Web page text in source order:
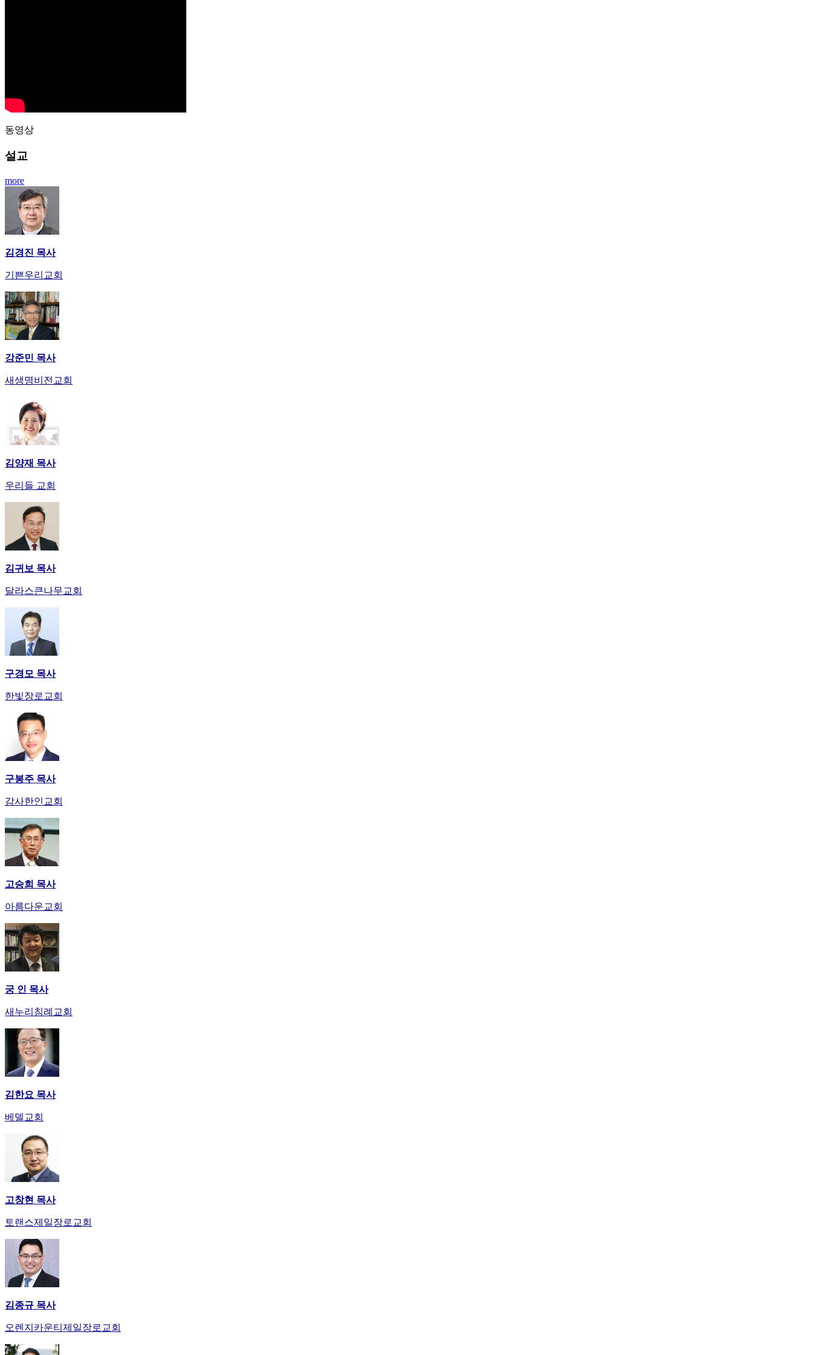
동영상
설교
more
김경진 목사
기쁜우리교회
강준민 목사
새생명비전교회
김양재 목사
우리들 교회
김귀보 목사
달라스큰나무교회
구경모 목사
한빛장로교회
구봉주 목사
감사한인교회
고승희 목사
아름다운교회
궁 인 목사
새누리침례교회
김한요 목사
베델교회
고창현 목사
토랜스제일장로교회
김종규 목사
오렌지카운티제일장로교회